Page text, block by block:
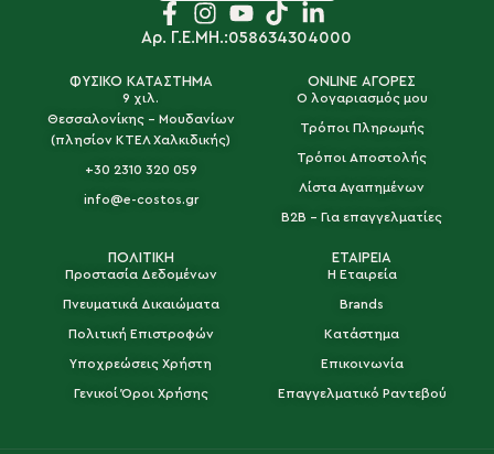
Αρ. Γ.Ε.ΜΗ.:058634304000
ΦΥΣΙΚΟ ΚΑΤΑΣΤΗΜΑ
9 χιλ.
Θεσσαλονίκης - Μουδανίων
(πλησίον ΚΤΕΛ Χαλκιδικής)
+30 2310 320 059
info@e-costos.gr
ONLINE ΑΓΟΡΕΣ
Ο λογαριασμός μου
Τρόποι Πληρωμής
Τρόποι Αποστολής
Λίστα Αγαπημένων
B2B - Για επαγγελματίες
ΠΟΛΙΤΙΚΗ
Προστασία Δεδομένων
Πνευματικά Δικαιώματα
Πολιτική Επιστροφών
Υποχρεώσεις Χρήστη
Γενικοί Όροι Χρήσης
ΕΤΑΙΡΕΙΑ
Η Εταιρεία
Brands
Κατάστημα
Επικοινωνία
Επαγγελματικό Ραντεβού